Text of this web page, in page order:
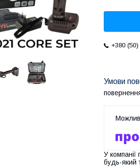
+380
У компанії
будь-який